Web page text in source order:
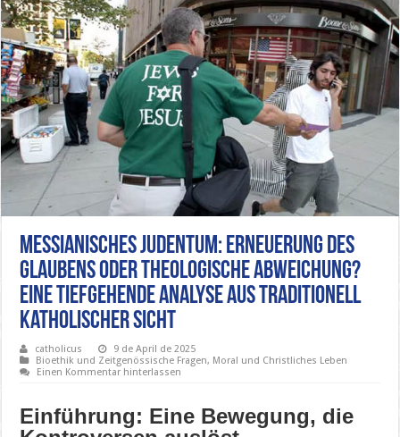
Messianisches Judentum: Erneuerung des
Glaubens oder theologische Abweichung?
Eine tiefgehende Analyse aus traditionell
katholischer Sicht
catholicus
9 de April de 2025
Bioethik und Zeitgenössische Fragen, Moral und Christliches Leben
Einen Kommentar hinterlassen
Einführung: Eine Bewegung, die